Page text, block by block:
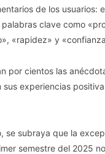
de los usuarios:
clave como
«rapidez» y
por cientos las
experiencias
se subraya que la
semestre del 2025